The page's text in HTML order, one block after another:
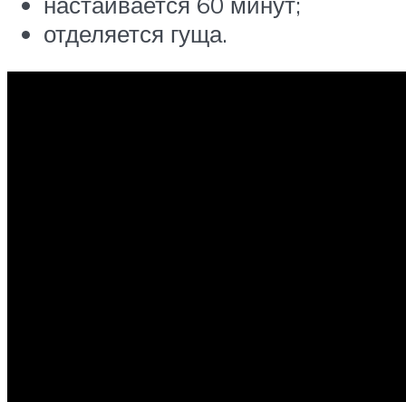
отделяется гуща.